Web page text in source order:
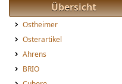
Übersicht
Ostheimer
Osterartikel
Ahrens
BRIO